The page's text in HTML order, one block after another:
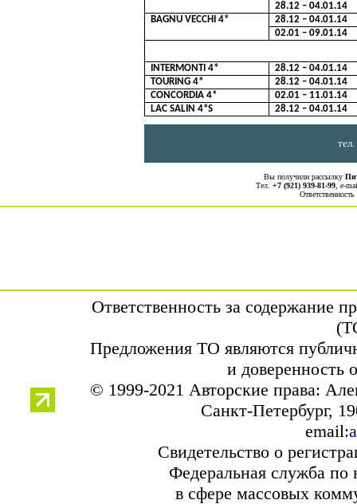
28.12 – 04.01.14
BAGNU VECCHI 4*
28.12 – 04.01.14
02.01 – 09.01.14
INTERMONTI 4*
28.12 – 04.01.14
TOURING 4*
28.12 – 04.01.14
CONCORDIA 4*
02.01 – 11.01.14
LAC SALIN 4*S
28.12 – 04.01.14
Вы получили рассылку
Тел. +7 (921) 939-81-99 , е-
Ответственность за содержание
Предложения ТО являются
и доверенность
© 1999-2021 Авторские права:
Санкт-Петербург,
email:
Свидетельство о
Федеральная служба по
в сфере массовых